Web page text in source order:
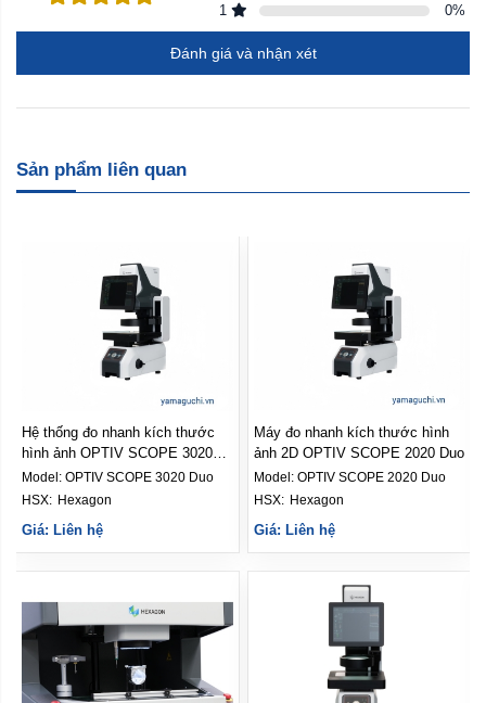
1
0%
Đánh giá và nhận xét
Sản phẩm liên quan
Hệ thống đo nhanh kích thước
hình ảnh OPTIV SCOPE 3020
Duo
Model: OPTIV SCOPE 3020 Duo
Hexagon
Giá: Liên hệ
Máy đo nhanh kích thước hình
ảnh 2D OPTIV SCOPE 2020 Duo
Model: OPTIV SCOPE 2020 Duo
HSX: Hexagon
Giá: Liên hệ